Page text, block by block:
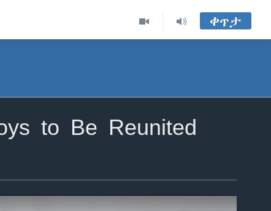
ቀጥታ
to Be Reunited